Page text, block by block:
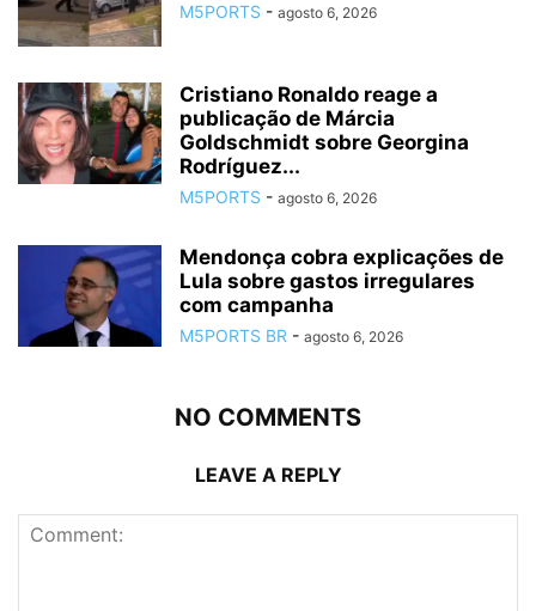
M5PORTS - agosto 6, 2026
Cristiano Ronaldo reage a
publicação de Márcia
Goldschmidt sobre Georgina
Rodríguez...
M5PORTS - agosto 6, 2026
Mendonça cobra explicações de
Lula sobre gastos irregulares
com campanha
M5PORTS BR - agosto 6, 2026
NO COMMENTS
LEAVE A REPLY